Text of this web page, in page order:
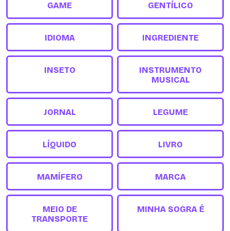
GAME GENTÍLICO
IDIOMA INGREDIENTE
INSETO
INSTRUMENTO
MUSICAL
JORNAL LEGUME
LÍQUIDO LIVRO
MAMÍFERO MARCA
MEIO DE
TRANSPORTE
MINHA SOGRA É